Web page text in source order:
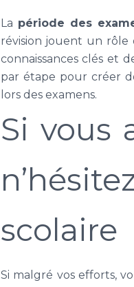
La période des
révision jouent un rôle
connaissances clés et
par étape pour créer
lors des examens.
Si vous
scolaire
Si malgré vos efforts,